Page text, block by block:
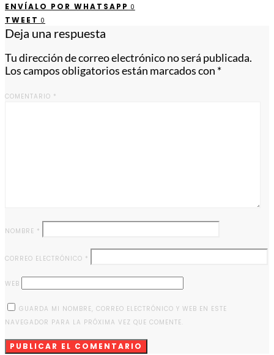
ENVÍALO POR WHATSAPP 0
TWEET 0
Deja una respuesta
Tu dirección de correo electrónico no será publicada.
Los campos obligatorios están marcados con *
COMENTARIO *
NOMBRE *
CORREO ELECTRÓNICO *
WEB
GUARDA MI NOMBRE, CORREO ELECTRÓNICO Y WEB EN ESTE
NAVEGADOR PARA LA PRÓXIMA VEZ QUE COMENTE.